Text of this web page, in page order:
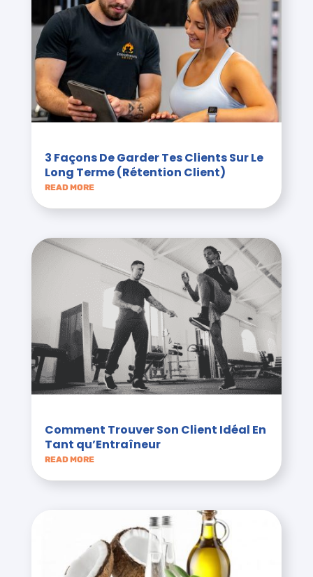
3 Façons De Garder Tes Clients Sur Le
Long Terme (Rétention Client)
READ MORE
Comment Trouver Son Client Idéal En
Tant qu’Entraîneur
READ MORE